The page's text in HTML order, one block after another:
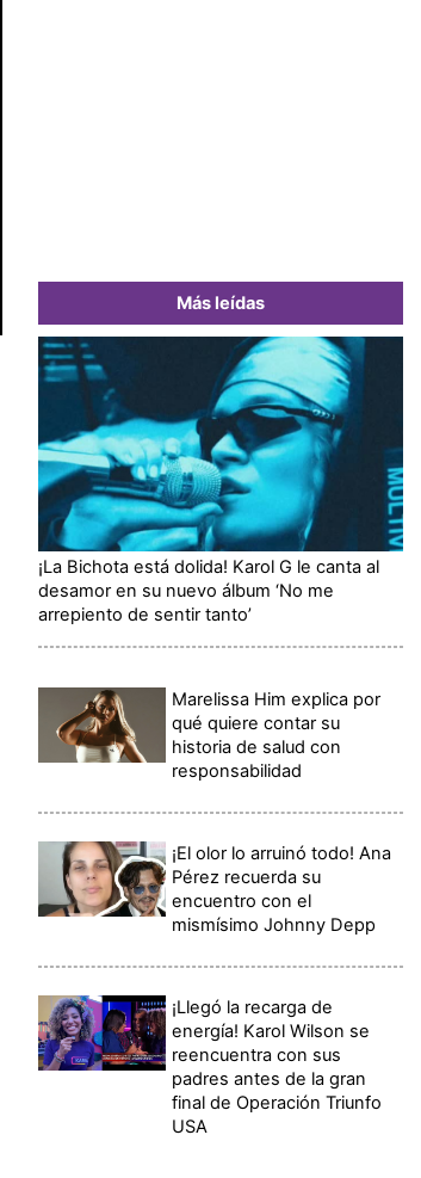
Más leídas
¡La Bichota está dolida! Karol G le canta al
desamor en su nuevo álbum ‘No me
arrepiento de sentir tanto’
Marelissa Him explica por
qué quiere contar su
historia de salud con
responsabilidad
¡El olor lo arruinó todo! Ana
Pérez recuerda su
encuentro con el
mismísimo Johnny Depp
¡Llegó la recarga de
energía! Karol Wilson se
reencuentra con sus
padres antes de la gran
final de Operación Triunfo
USA